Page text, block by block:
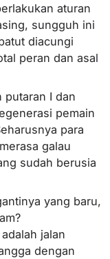
aturan
sungguh ini
diacungi
peran dan asal
putaran I dan
pemain
para
galau
sudah berusia
yang baru,
jalan
dengan